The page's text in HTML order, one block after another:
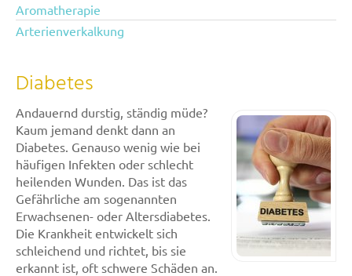
Aromatherapie
Arterienverkalkung
Diabetes
Andauernd durstig, ständig müde?
Kaum jemand denkt dann an
Diabetes. Genauso wenig wie bei
häufigen Infekten oder schlecht
heilenden Wunden. Das ist das
Gefährliche am sogenannten
Erwachsenen- oder Altersdiabetes.
Die Krankheit entwickelt sich
schleichend und richtet, bis sie
erkannt ist, oft schwere Schäden an.